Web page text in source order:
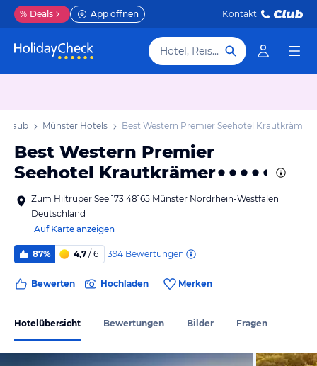
% Deals App öffnen Kontakt
Hotel, Reiseziel
Münster Hotels Best Western Premier Seehotel Krautkrämer
Best Western Premier
Seehotel Krautkrämer
Zum Hiltruper See 173 48165 Münster Nordrhein-Westfalen
Deutschland
Auf Karte anzeigen
87% 4,7 / 6 394 Bewertungen
Bewerten Hochladen Merken
Hotelübersicht Bewertungen Bilder Fragen